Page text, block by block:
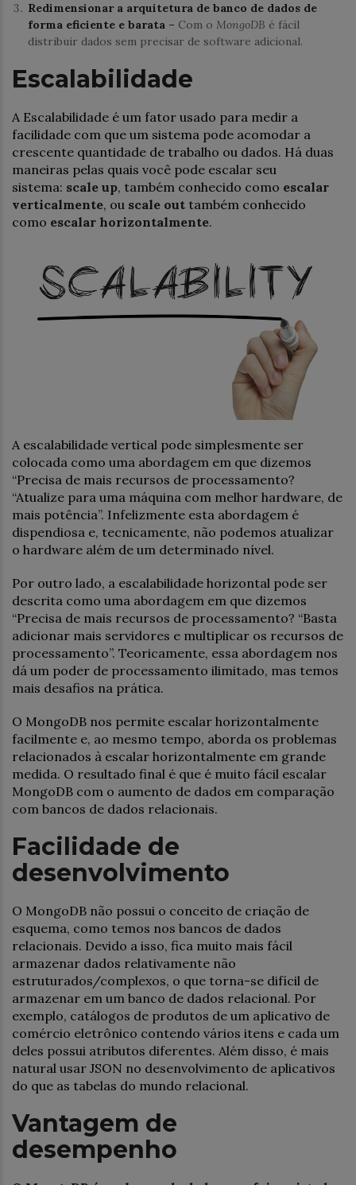
Redimensionar a arquitetura de banco de dados de
forma eficiente e barata – Com o MongoDB é fácil
distribuir dados sem precisar de software adicional.
Escalabilidade
A Escalabilidade é um fator usado para medir a
facilidade com que um sistema pode acomodar a
crescente quantidade de trabalho ou dados. Há duas
maneiras pelas quais você pode escalar seu
sistema: scale up, também conhecido como escalar
verticalmente, ou scale out também conhecido
como escalar horizontalmente.
A escalabilidade vertical pode simplesmente ser
colocada como uma abordagem em que dizemos
“Precisa de mais recursos de processamento?
“Atualize para uma máquina com melhor hardware, de
mais potência”. Infelizmente esta abordagem é
dispendiosa e, tecnicamente, não podemos atualizar
o hardware além de um determinado nível.
Por outro lado, a escalabilidade horizontal pode ser
descrita como uma abordagem em que dizemos
“Precisa de mais recursos de processamento? “Basta
adicionar mais servidores e multiplicar os recursos de
processamento”. Teoricamente, essa abordagem nos
dá um poder de processamento ilimitado, mas temos
mais desafios na prática.
O MongoDB nos permite escalar horizontalmente
facilmente e, ao mesmo tempo, aborda os problemas
relacionados à escalar horizontalmente em grande
medida. O resultado final é que é muito fácil escalar
MongoDB com o aumento de dados em comparação
com bancos de dados relacionais.
Facilidade de
desenvolvimento
O MongoDB não possui o conceito de criação de
esquema, como temos nos bancos de dados
relacionais. Devido a isso, fica muito mais fácil
armazenar dados relativamente não
estruturados/complexos, o que torna-se difícil de
armazenar em um banco de dados relacional. Por
exemplo, catálogos de produtos de um aplicativo de
comércio eletrônico contendo vários itens e cada um
deles possui atributos diferentes. Além disso, é mais
natural usar JSON no desenvolvimento de aplicativos
do que as tabelas do mundo relacional.
Vantagem de
desempenho